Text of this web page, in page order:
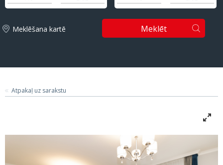
Meklēšana kartē Meklēt
Atpakaļ uz sarakstu